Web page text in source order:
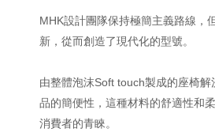
MHK設計團隊保持極簡主義路線，
新，從而創造了現代化的型號。
由整體泡沫Soft touch製成的座椅解
品的簡便性，這種材料的舒適性和
消費者的青睞。